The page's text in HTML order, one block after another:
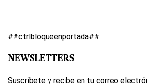
##ctrlbloqueenportada##
NEWSLETTERS
Suscríbete y recibe en tu correo